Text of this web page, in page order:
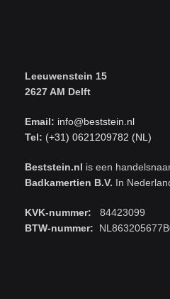
Leeuwenstein 15
2627 AM Delft
Email: info@beststein.nl
Tel: (+31) 0621209782 (NL)
Beststein.nl is een
Badkamertien B.V. In
KVK-nummer: 84423099
BTW-nummer: